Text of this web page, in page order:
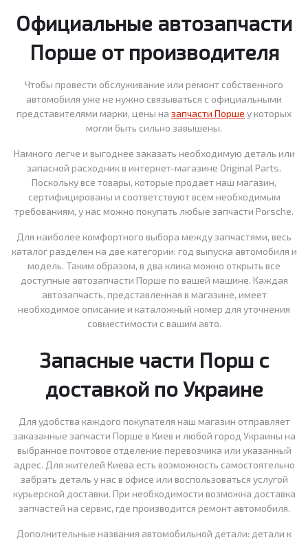
Официальные автозапчасти
Порше от производителя
Чтобы провести обслуживание или ремонт собственного
автомобиля уже не нужно связываться с официальными
представителями марки, цены на запчасти Порше у которых
могли быть сильно завышены.
Намного легче и выгоднее заказать необходимую деталь или
запасной расходник в интернет-магазине Original Parts.
Поскольку все товары, которые продает наш магазин,
сертифицированы и соответствуют всем необходимым
требованиям, у нас можно покупать любые запчасти Porsche.
Для наиболее комфортного выбора между запчастями, весь
каталог разделен на две категории: год выпуска автомобиля и
модель. Таким образом, в два клика можно открыть все
доступные автозапчасти Порше по вашей машине. Каждая
автозапчасть, представленная в магазине, имеет
необходимое описание и каталожный номер для уточнения
совместимости с вашим авто.
Запасные части Порш с
доставкой по Украине
Для удобства каждого покупателя наш магазин отправляет
заказанные запчасти Порше в Киев и любой город Украины на
выбранное почтовое отделение перевозчика или указанный
адрес. Для жителей Киева есть возможность самостоятельно
забрать деталь у нас в офисе или воспользоваться услугой
курьерской доставки. При необходимости возможна доставка
запчастей на сервис, где производится ремонт автомобиля.
Дополнительные названия автомобильной детали: детали к